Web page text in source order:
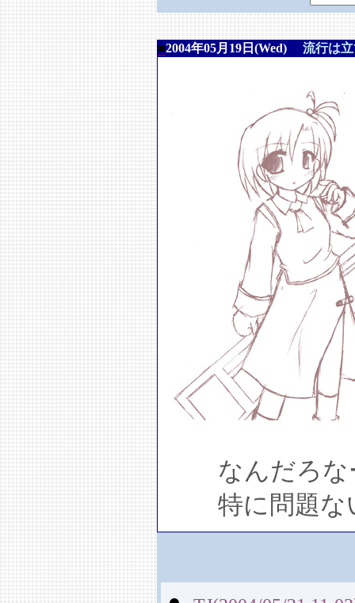
■2004年05月19日(Wed) 流行は
なんだろな
特に問題な